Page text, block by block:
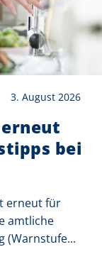
3. August 2026
bei
erneut für
amtliche
(Warnstufe...